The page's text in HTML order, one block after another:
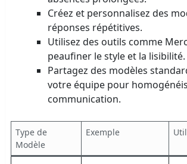
Créez et personnalisez des
réponses répétitives.
Utilisez des outils comme
peaufiner le style et la lisibilité.
Partagez des modèles
votre équipe pour
communication.
Type de
Modèle
Exemple